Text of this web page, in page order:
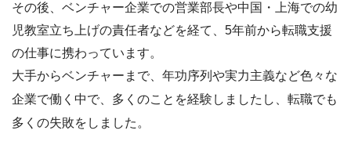
その後、 ベンチャー企業での営業部長や中国・上海での幼
児教室立ち上げの責任者などを経て、5年前から転職支援
の仕事に携わっています。
大手からベンチャーまで、年功序列や実力主義など色々な
企業で働く中で、多くのことを経験しましたし、転職でも
多くの失敗をしました。